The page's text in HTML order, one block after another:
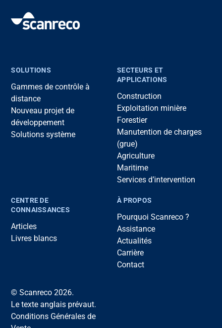
SOLUTIONS
Gammes de contrôle à
distance
Nouveau projet de
développement
Solutions système
SECTEURS ET
APPLICATIONS
Construction
Exploitation minière
Forestier
Manutention de charges
(grue)
Agriculture
Maritime
Services d’intervention
CENTRE DE
CONNAISSANCES
Articles
Livres blancs
À PROPOS
Pourquoi Scanreco ?
Assistance
Actualités
Carrière
Contact
© Scanreco 2026.
Le texte anglais prévaut.
Conditions Générales de